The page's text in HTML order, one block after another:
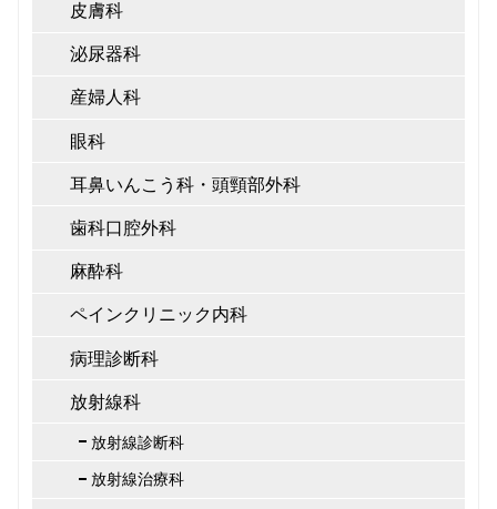
皮膚科
泌尿器科
産婦人科
眼科
耳鼻いんこう科・頭頸部外科
歯科口腔外科
麻酔科
ペインクリニック内科
病理診断科
放射線科
放射線診断科
放射線治療科